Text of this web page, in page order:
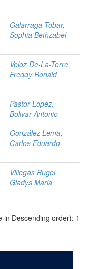
Galarraga Tobar,
Sophia Bethzabel
Veloz De-La-Torre,
Freddy Ronald
Pastor Lopez,
Bolivar Antonio
González Lema,
Carlos Eduardo
Villegas Rugel,
Gladys Maria
in Descending order): 1